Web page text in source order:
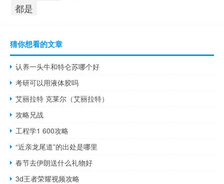
都是
猜你想看的文章
认养一头牛和特仑苏哪个好
考研可以用液体胶吗
艾丽拉特 克莱尔（艾丽拉特）
攻略兄战
工程学1 600攻略
“近亲龙尾道”的出处是哪里
春节去伊朗送什么礼物好
3d王者荣耀视频攻略